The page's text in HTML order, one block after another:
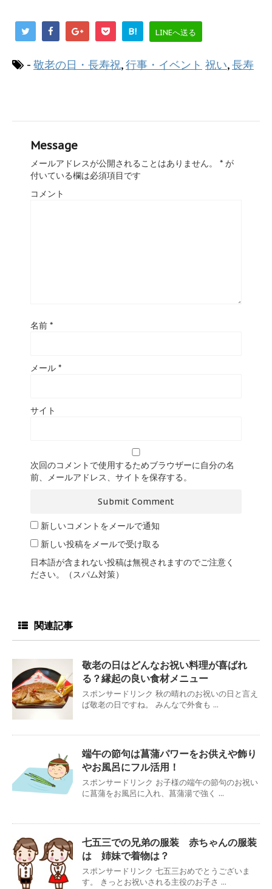
B! LINEへ送る
- 敬老の日・長寿祝,行事・イベント 祝い,長寿
Message
メールアドレスが公開されることはありません。 * が
付いている欄は必須項目です
コメント
名前 *
メール *
サイト
次回のコメントで使用するためブラウザーに自分の名
前、メールアドレス、サイトを保存する。
新しいコメントをメールで通知
新しい投稿をメールで受け取る
日本語が含まれない投稿は無視されますのでご注意く
ださい。（スパム対策）
関連記事
敬老の日はどんなお祝い料理が喜ばれ
る？縁起の良い食材メニュー
スポンサードリンク 秋の晴れのお祝いの日と言え
ば敬老の日ですね。 みんなで外食も ...
端午の節句は菖蒲パワーをお供えや飾り
やお風呂にフル活用！
スポンサードリンク お子様の端午の節句のお祝い
に菖蒲をお風呂に入れ、菖蒲湯で強く ...
七五三での兄弟の服装 赤ちゃんの服装
は 姉妹で着物は？
スポンサードリンク 七五三おめでとうございま
す。 きっとお祝いされる主役のお子さ ...